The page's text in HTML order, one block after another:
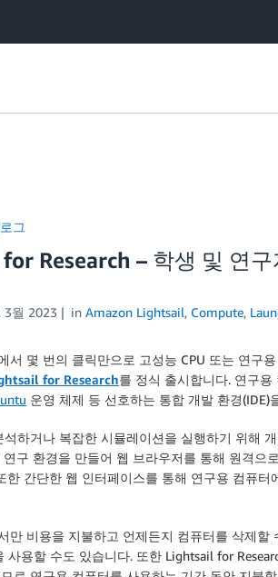
그
Research – 학생 및 연구
3월 2023 in Amazon Lightsail, Compute,
서 몇 번의 클릭만으로 고성능 CPU 또는 연구
for Research를 정식 출시합니다. 연구
운영 체제 등 선호하는 통합 개발 환경(IDE)
하거나 복잡한 시뮬레이션을 실행하기 위해
구 환경을 만들어 웹 브라우저를 통해 원격으
한 간단한 웹 인터페이스를 통해 연구용 컴퓨
만 비용을 지불하고 언제든지 컴퓨터를 삭제할
사용할 수도 있습니다. 또한 Lightsail for